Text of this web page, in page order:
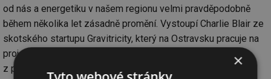
od nás a energetiku v našem regionu velmi pravděpodobně
během několika let zásadně promění. Vystoupí Charlie Blair ze
skotského startupu Gravitricity, který na Ostravsku pracuje na
projektu využití gravitace pro uložení energie. Lurien Klein
z portugalských Cleanwatts přiblíží, jaké jsou možnosti ×